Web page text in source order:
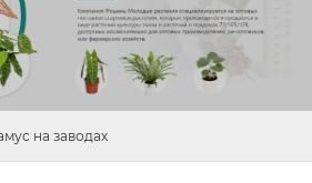
на заводах